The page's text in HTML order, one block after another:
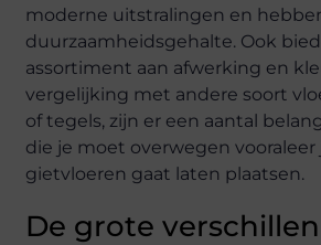
moderne uitstralingen en
duurzaamheidsgehalte. Ook
assortiment aan afwerking en
vergelijking met andere soort
of tegels, zijn er een aantal
die je moet overwegen
gietvloeren gaat laten plaatsen.
De grote verschillen